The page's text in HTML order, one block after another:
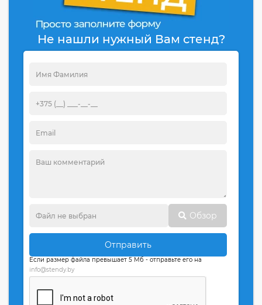
Не нашли нужный Вам стенд?
Обзор
Отправить
Если размер файла превышает 5 Мб - отправьте его на
info@stendy.by